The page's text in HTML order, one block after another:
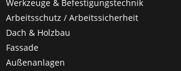
Werkzeuge & Befestigungstechnik
Arbeitsschutz / Arbeitssicherheit
Dach & Holzbau
Fassade
Außenanlagen